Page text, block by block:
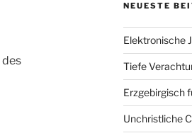
des
NEUESTE
Elektronische
Tiefe
Erzgebirgisch
Unchristliche